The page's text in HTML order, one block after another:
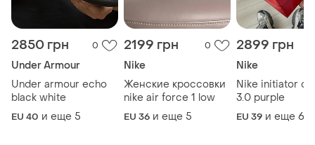
2850 грн 0
Under Armour
Under armour echo
black white
EU 40 и еще 5
2199 грн 0
Nike
Женские кроссовки
nike air force 1 low
EU 36 и еще 5
2899 грн
Nike
Nike initiator
3.0 purple
EU 39 и еще 6